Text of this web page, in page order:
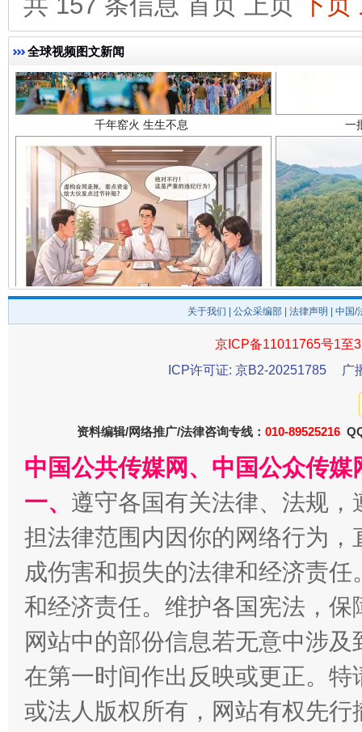
全球视频图文新闻
千年窑火 生生不息
揭开“小金库”的免责幌子
受贿1.44亿！段成刚被判无期 从幼
全民健身五年计划来了！等你上场
关于我们 公众采编部 法律声明 | 中国
京ICP备11011765号1至
ICP许可证: 京B2-20251785
广
资料编辑/网络推广/法律咨询专线： 010-89525216
中国公共传媒网、中国公众传
一、 遵守各国有关法律、法规
担法律范围内因你的网络行为
成伤害和损失的法律和经济责
和经济责任。维护各国宪法，
网站中的部份信息若无意中涉
在第一时间作出反映或更正。
或法人版权所有，网站有权先